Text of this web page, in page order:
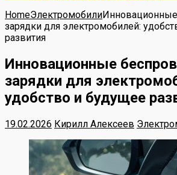
HomeЭлектромобили
зарядки для электромобилей:
развития
Инновационные
зарядки для
удобство и будущее
19.02.2026 Кирилл Алексеев